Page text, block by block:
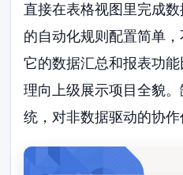
直接在表格视图里完成
的自动化规则配置简单
它的数据汇总和报表功
理向上级展示项目全貌
统，对非数据驱动的协作